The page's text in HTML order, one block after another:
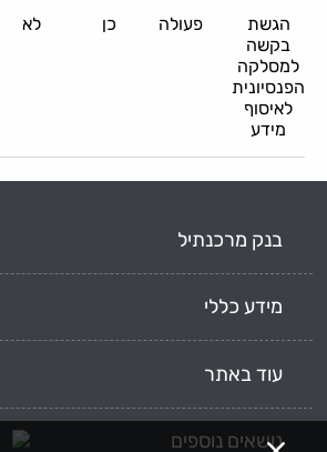
הגשת
בקשה
למסלקה
הפנסיונית
לאיסוף
מידע
פעולה כן לא
בנק מרכנתיל
מידע כללי
עוד באתר
נושאים נוספים